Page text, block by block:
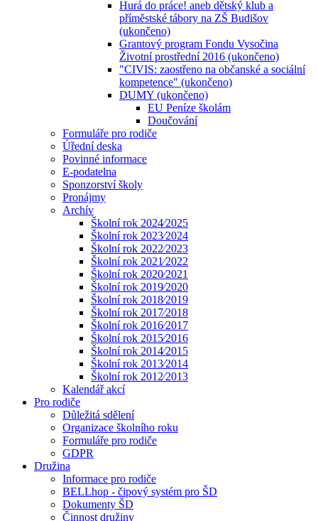
Hurá do práce! aneb dětský klub a
příměstské tábory na ZŠ Budišov
(ukončeno)
Grantový program Fondu Vysočina
Životní prostřední 2016 (ukončeno)
"CIVIS: zaostřeno na občanské a sociální
kompetence" (ukončeno)
DUMY (ukončeno)
EU Peníze školám
Doučování
Formuláře pro rodiče
Úřední deska
Povinné informace
E-podatelna
Sponzorství školy
Pronájmy
Archív
Školní rok 2024⁄2025
Školní rok 2023⁄2024
Školní rok 2022⁄2023
Školní rok 2021⁄2022
Školní rok 2020⁄2021
Školní rok 2019⁄2020
Školní rok 2018⁄2019
Školní rok 2017⁄2018
Školní rok 2016⁄2017
Školní rok 2015⁄2016
Školní rok 2014⁄2015
Školní rok 2013⁄2014
Školní rok 2012⁄2013
Kalendář akcí
Pro rodiče
Důležitá sdělení
Organizace školního roku
Formuláře pro rodiče
GDPR
Družina
Informace pro rodiče
BELLhop - čipový systém pro ŠD
Dokumenty ŠD
Činnost družiny